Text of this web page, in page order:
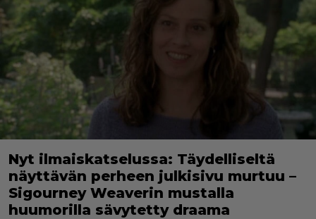
Nyt ilmaiskatselussa: Täydelliseltä
näyttävän perheen julkisivu murtuu –
Sigourney Weaverin mustalla
huumorilla sävytetty draama